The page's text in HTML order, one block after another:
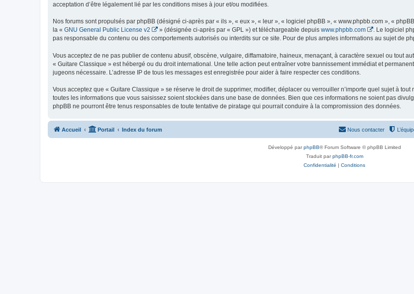
acceptation d’être légalement lié par les conditions mises à jour et/ou modifiées.
Nos forums sont propulsés par phpBB (désigné ci-après par « ils », « eux », « leur », « logiciel phpBB », « www.phpbb.com », «
la « GNU General Public License v2 » (désignée ci-après par « GPL ») et téléchargeable depuis www.phpbb.com
. Le logiciel
pas responsable du contenu ou des comportements autorisés ou interdits sur ce site. Pour de plus amples informations au sujet de
Vous acceptez de ne pas publier de contenu abusif, obscène, vulgaire, diffamatoire, haineux, menaçant, à caractère sexuel ou tout
« Guitare Classique » est hébergé ou du droit international. Une telle action peut entraîner votre bannissement immédiat et
jugeons nécessaire. L’adresse IP de tous les messages est enregistrée pour aider à faire respecter ces conditions.
Vous acceptez que « Guitare Classique » se réserve le droit de supprimer, modifier, déplacer ou verrouiller n’importe quel sujet à
toutes les informations que vous saisissez soient stockées dans une base de données. Bien que ces informations ne soient pas
phpBB ne pourront être tenus responsables de toute tentative de piratage qui pourrait conduire à la compromission des données.
Accueil Portail Index du forum Nous contacter
Développé parphpBB® Forum Software © phpBB Limited
Traduit parphpBB-fr.com
Confidentialité | Conditions